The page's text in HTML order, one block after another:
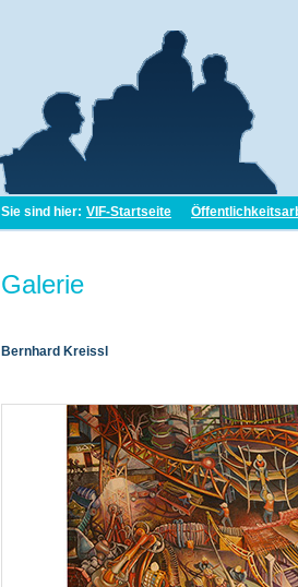
Sie sind hier: VIF-Startseite
Galerie
Bernhard Kreissl